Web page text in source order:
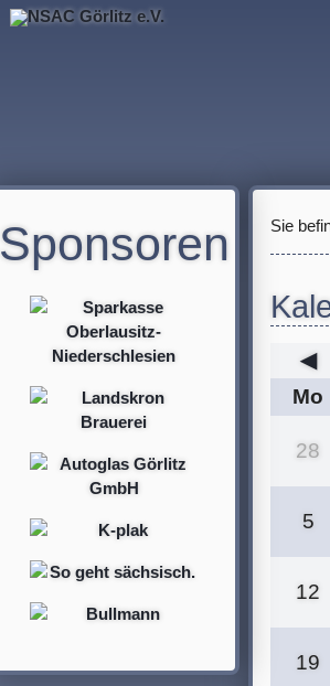
Sie
◀
Mo
28
5
12
19
Sponsoren